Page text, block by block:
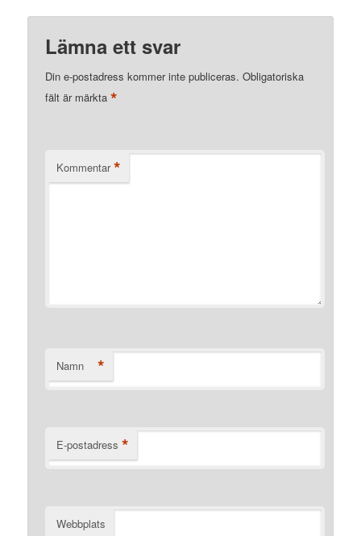
Lämna ett svar
Din e-postadress kommer inte publiceras. Obligatoriska
fält är märkta*
Kommentar *
Namn *
E-postadress *
Webbplats